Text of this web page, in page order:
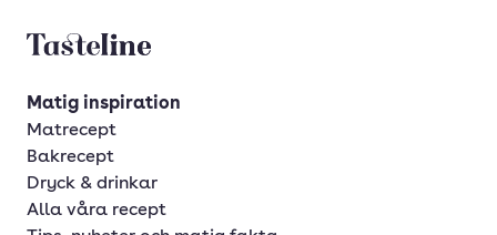
Tasteline startsida
Matig inspiration
Matrecept
Bakrecept
Dryck & drinkar
Alla våra recept